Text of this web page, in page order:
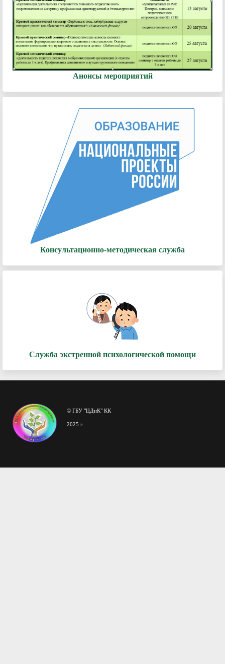
Анонсы мероприятий
Консультационно-методическая служба
Служба экстренной психологической помощи
© ГБУ "ЦДиК" КК
2025 г.